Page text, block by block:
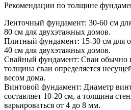
Рекомендации по толщине
Ленточный фундамент: 30-60 см
80 см для двухэтажных домов.
Плитный фундамент: 15-30 см для
40 см для двухэтажных домов.
Свайный фундамент: Сваи обычно
толщина сваи определяется
весом дома.
Винтовой фундамент: Диаметр
составляет 10-20 см, а толщина
варьироваться от 4 до 8 мм.